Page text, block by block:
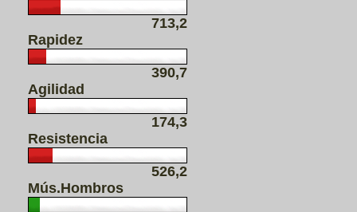
713,2
Rapidez
390,7
Agilidad
174,3
Resistencia
526,2
Mús.Hombros